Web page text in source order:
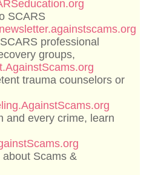
SCARS
newsletter.againstscams.org
professional
groups,
trauma counselors or
and every crime, learn
about Scams &